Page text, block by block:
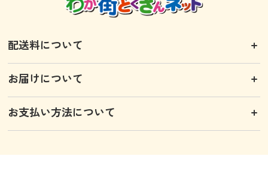
配送料について
お届けについて
お支払い方法について